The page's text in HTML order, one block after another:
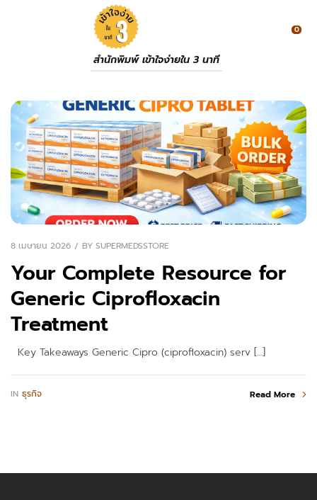
สำนักพิมพ์ เข้าใจง่ายใน 3 นาที
0
8 เมษายน 2026 BY SUPERMEDSSTORE
Your Complete Resource for
Generic Ciprofloxacin
Treatment
Key Takeaways Generic Cipro (ciprofloxacin) serv […]
IN ธุรกิจ Read More